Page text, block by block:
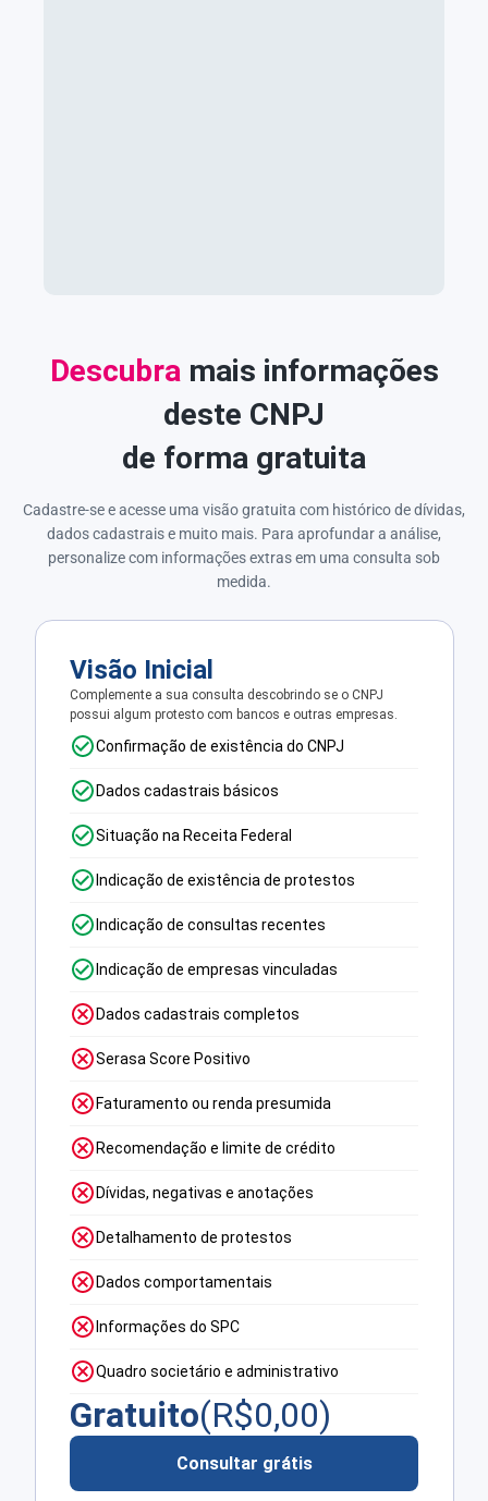
Descubra mais informações
deste CNPJ
de forma gratuita
Cadastre-se e acesse uma visão gratuita com histórico de dívidas,
dados cadastrais e muito mais. Para aprofundar a análise,
personalize com informações extras em uma consulta sob
medida.
Visão Inicial
Complemente a sua consulta descobrindo se o CNPJ
possui algum protesto com bancos e outras empresas.
Confirmação de existência do CNPJ
Dados cadastrais básicos
Situação na Receita Federal
Indicação de existência de protestos
Indicação de consultas recentes
Indicação de empresas vinculadas
Dados cadastrais completos
Serasa Score Positivo
Faturamento ou renda presumida
Recomendação e limite de crédito
Dívidas, negativas e anotações
Detalhamento de protestos
Dados comportamentais
Informações do SPC
Quadro societário e administrativo
Gratuito(R$0,00)
Consultar grátis